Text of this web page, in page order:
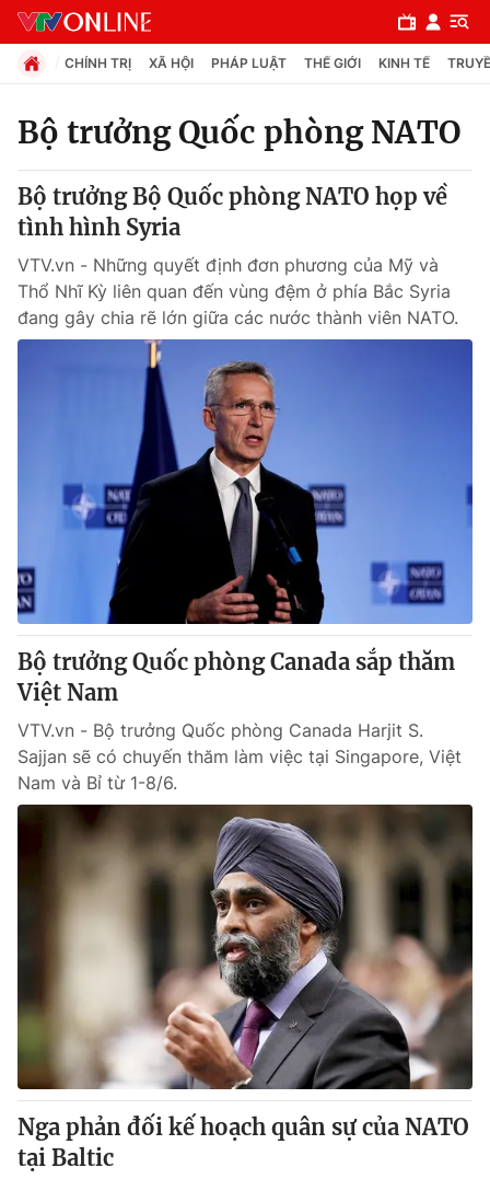
Chuyên mục
Chính trị
Xã hội
Pháp luật
Tin tức
Thế giới đó đây
Câu chuyện quốc tế
Tài chính
Thị trường
Góc doanh nghiệp
Dữ liệu và đời sống
Truyền hình
Phim VTV
Hậu trường
Nhân vật
Khán giả
Giải sao mai
Giải trí
Điện ảnh
Âm nhạc
Đời sống
Làm đẹp
Tuyển sinh
Học trực tuyến
Công nghệ
Hitech Công nghệ tương lai
Sản phẩm
Thị trường
Tư vấn
Giao lưu trực tuyến
Lịch phát sóng
Chuyên mục khác
Emagazine
CHÍNH TRỊ XÃ HỘI PHÁP LUẬT THẾ GIỚI KINH TẾ
Bộ trưởng Quốc phòng NATO
Bộ trưởng Bộ Quốc phòng NATO họp về
tình hình Syria
VTV.vn - Những quyết định đơn phương của Mỹ và
Thổ Nhĩ Kỳ liên quan đến vùng đệm ở phía Bắc Syria
đang gây chia rẽ lớn giữa các nước thành viên NATO.
Bộ trưởng Quốc phòng Canada sắp thăm
Việt Nam
VTV.vn - Bộ trưởng Quốc phòng Canada Harjit S.
Sajjan sẽ có chuyến thăm làm việc tại Singapore, Việt
Nam và Bỉ từ 1-8/6.
Nga phản đối kế hoạch quân sự của NATO
tại Baltic